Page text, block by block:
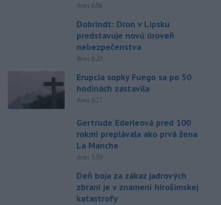
dnes 6:06
Dobrindt: Dron v Lipsku
predstavuje novú úroveň
nebezpečenstva
dnes 6:20
Erupcia sopky Fuego sa po 50
hodinách zastavila
dnes 6:27
Gertrude Ederleová pred 100
rokmi preplávala ako prvá žena
La Manche
dnes 5:39
Deň boja za zákaz jadrových
zbraní je v znamení hirošimskej
katastrofy